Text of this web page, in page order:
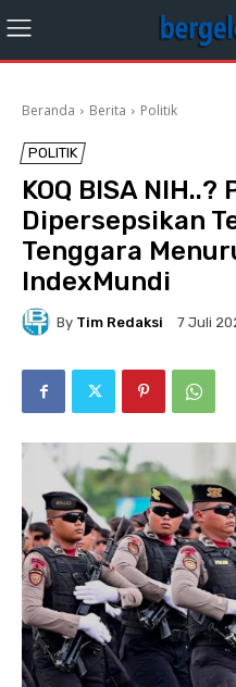
Beranda Berita Politik
POLITIK
KOQ BISA NIH..?
Dipersepsikan
Tenggara
IndexMundi
By Tim Redaksi 7 Juli